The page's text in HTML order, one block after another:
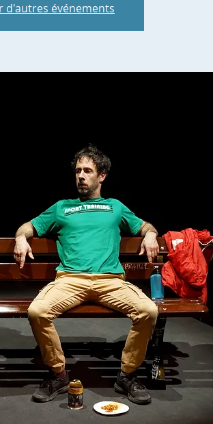
d'autres événements